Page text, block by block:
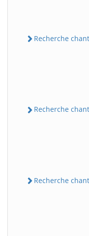
Recherche
Recherche
Recherche